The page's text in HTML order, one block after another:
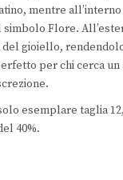
mentre
simbolo Flore.
gioiello,
per chi cerca un
esemplare taglia
40%.